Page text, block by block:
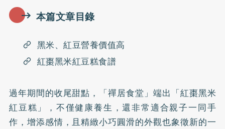
本篇文章目錄
黑米、紅豆營養價值高
紅棗黑米紅豆糕食譜
過年期間的收尾甜點，「禪居食堂」端出「紅棗黑米
紅豆糕」，不僅健康養生，還非常適合親子一同手
作，增添感情，且精緻小巧圓滑的外觀也象徵新的一